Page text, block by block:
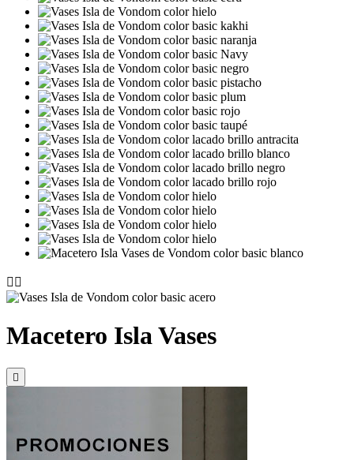
 
Macetero Isla Vases
